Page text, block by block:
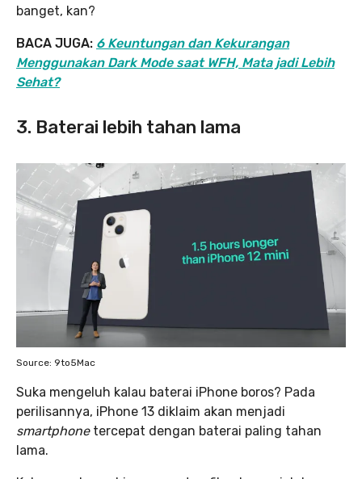
banget, kan?
BACA JUGA: 6 Keuntungan dan Kekurangan
Menggunakan Dark Mode saat WFH, Mata jadi Lebih
Sehat?
3. Baterai lebih tahan lama
Source: 9to5Mac
Suka mengeluh kalau baterai iPhone boros? Pada
perilisannya, iPhone 13 diklaim akan menjadi
smartphone tercepat dengan baterai paling tahan
lama.